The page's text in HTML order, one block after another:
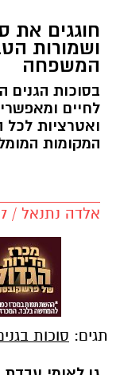
חוגגים את
ושמורות
המשפחה
בסוכות הגנים
לחיים
ואטרציות
המקומות
אלדה נתנאל / 09:37 06.10.22
תגים: סוכות